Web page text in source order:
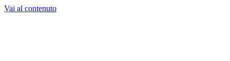
Vai al contenuto